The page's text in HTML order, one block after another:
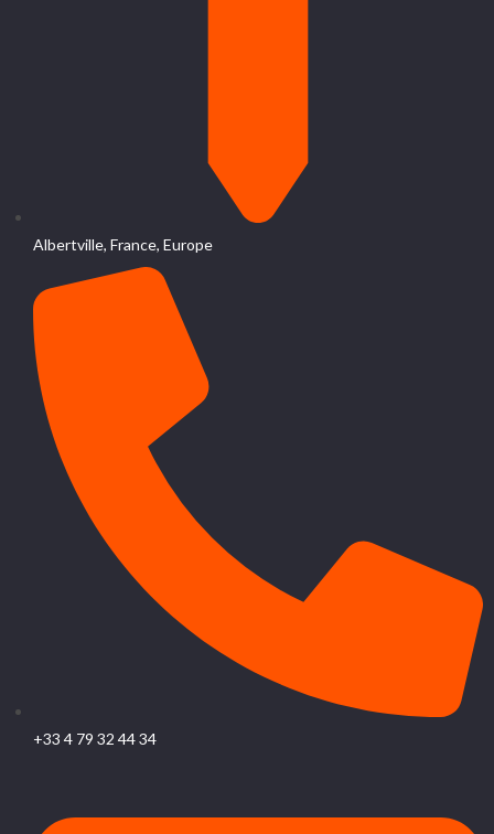
Albertville, France, Europe
+33 4 79 32 44 34